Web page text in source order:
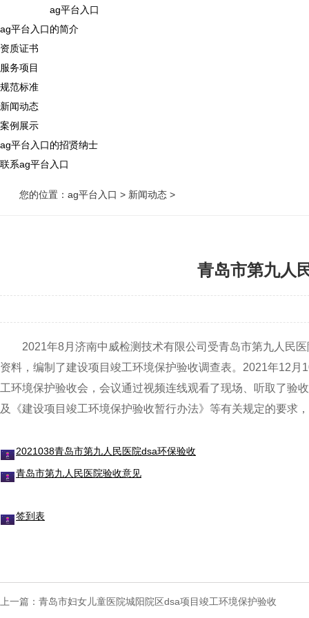
ag平台入口
ag平台入口的简介
资质证书
服务项目
规范标准
新闻动态
案例展示
ag平台入口的招贤纳士
联系ag平台入口
您的位置： ag平台入口 > 新闻动态 >
青岛市第九人
2021年8月济南中威检测技术有限公司受青岛市第九人民医
资料，编制了建设项目竣工环境保护验收调查表。2021年12
工环境保护验收会，会议通过视频连线观看了现场、听取了验
及《建设项目竣工环境保护验收暂行办法》等有关规定的要求
2021038青岛市第九人民医院dsa环保验收
青岛市第九人民医院验收意见
签到表
上一篇： 青岛市妇女儿童医院城阳院区dsa项目竣工环境保护验收